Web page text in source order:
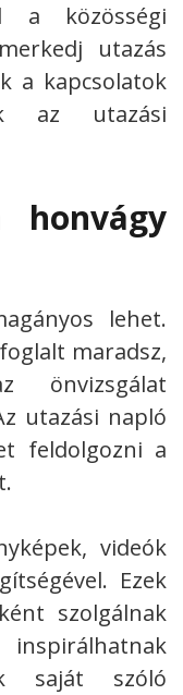
a közösségi
utazás
a kapcsolatok
az utazási
lehet.
maradsz,
önvizsgálat
utazási napló
feldolgozni a
videók
Ezek
szolgálnak
saját szóló